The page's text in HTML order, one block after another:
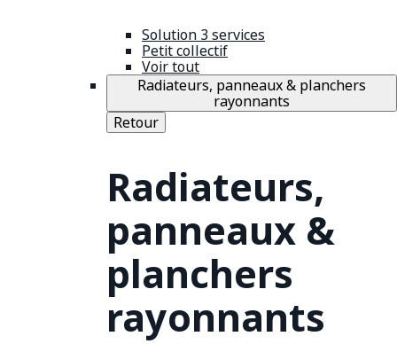
Solution 3 services
Petit collectif
Voir tout
Radiateurs, panneaux & planchers
rayonnants
Retour
Radiateurs,
panneaux &
planchers
rayonnants